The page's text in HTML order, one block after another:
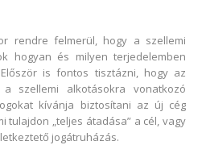
rendre felmerül, hogy a szellemi
hogyan és milyen terjedelemben
is fontos tisztázni, hogy az
a szellemi alkotásokra vonatkozó
kívánja biztosítani az új cég
tulajdon „teljes átadása” a cél, vagy
jogátruházás.